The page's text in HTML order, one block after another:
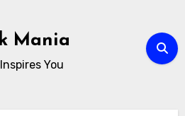
Mania
You